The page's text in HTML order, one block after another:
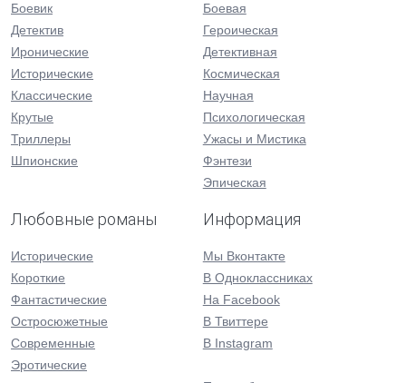
Боевик
Детектив
Иронические
Исторические
Классические
Крутые
Триллеры
Шпионские
Боевая
Героическая
Детективная
Космическая
Научная
Психологическая
Ужасы и Мистика
Фэнтези
Эпическая
Любовные романы
Исторические
Короткие
Фантастические
Остросюжетные
Современные
Эротические
Информация
Мы Вконтакте
В Одноклассниках
На Facebook
В Твиттере
В Instagram